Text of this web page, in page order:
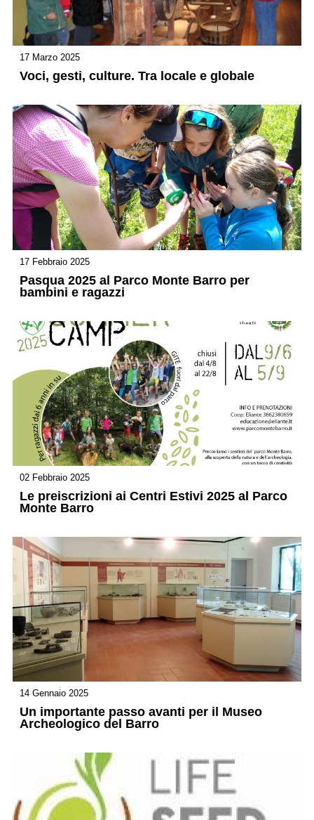
17 Marzo 2025
Voci, gesti, culture. Tra locale e globale
17 Febbraio 2025
Pasqua 2025 al Parco Monte Barro per
bambini e ragazzi
02 Febbraio 2025
Le preiscrizioni ai Centri Estivi 2025 al Parco
Monte Barro
14 Gennaio 2025
Un importante passo avanti per il Museo
Archeologico del Barro